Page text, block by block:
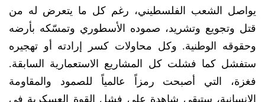
يواصل الشعب الفلسطيني، رغم كل ما يتعرض له من
قتل وتجويع وتشريد، صموده الأسطوري وتمسّكه بأرضه
وحقوقه الوطنية. وكل محاولات كسر إرادته أو تهجيره
ستفشل كما فشلت كل المشاريع الاستعمارية السابقة.
فغزة، التي أصبحت رمزاً عالمياً للصمود والمقاومة
الإنسانية، ستبقى شاهدة على فشل القوة العسكرية في